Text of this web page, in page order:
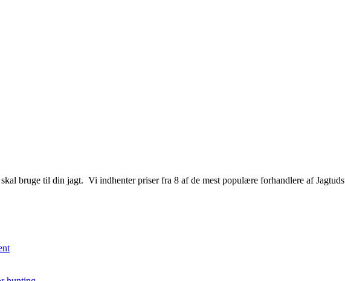
bruge til din jagt. Vi indhenter priser fra 8 af de mest populære forhandlere af